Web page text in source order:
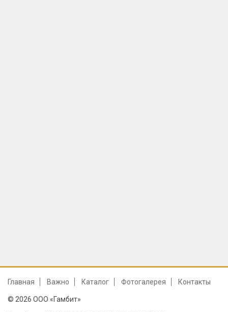
Главная Важно Каталог Фотогалерея Контакты
© 2026 ООО «Гамбит»